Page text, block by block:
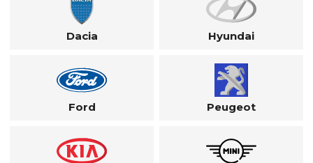
Dacia Hyundai
Ford Peugeot